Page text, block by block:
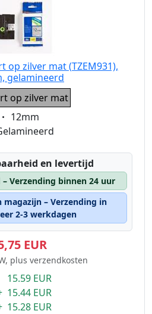
op zilver mat (TZEM931),
gelamineerd
op zilver mat
Eigenschaft:
12mm
en levertijd
Verzending binnen 24 uur
magazijn – Verzending in
2-3 werkdagen
EUR
plus verzendkosten
EUR
15.44 EUR
15.28 EUR